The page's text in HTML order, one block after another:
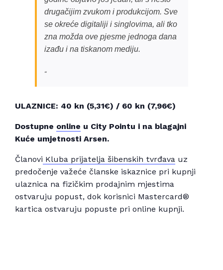
drugačijim zvukom i produkcijom. Sve
se okreće digitaliji i singlovima, ali tko
zna možda ove pjesme jednoga dana
izađu i na tiskanom mediju.
ULAZNICE: 40 kn (5,31€) / 60 kn (7,96€)
Dostupne online u City Pointu i na blagajni
Kuće umjetnosti Arsen.
Članovi Kluba prijatelja šibenskih tvrđava uz
predočenje važeće članske iskaznice pri kupnji
ulaznica na fizičkim prodajnim mjestima
ostvaruju popust, dok korisnici Mastercard®
kartica ostvaruju popuste pri online kupnji.